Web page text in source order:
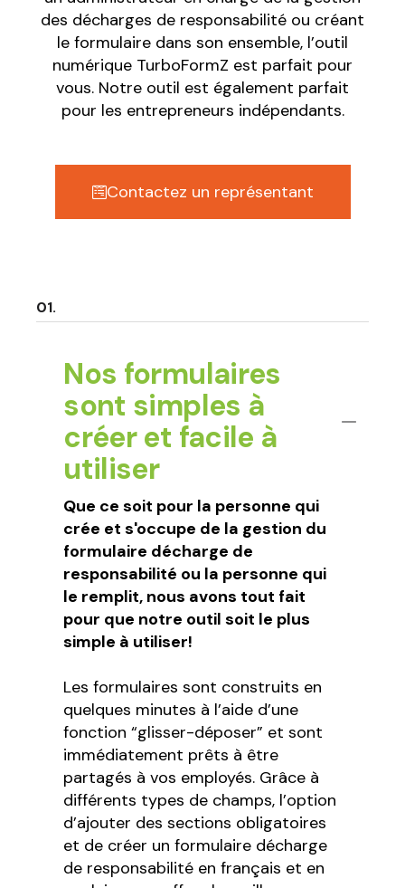
des décharges de responsabilité ou créant
le formulaire dans son ensemble, l’outil
numérique TurboFormZ est parfait pour
vous. Notre outil est également parfait
pour les entrepreneurs indépendants.
Contactez un représentant
Nos formulaires
sont simples à
créer et facile à
utiliser
Que ce soit pour la personne qui
crée et s'occupe de la gestion du
formulaire décharge de
responsabilité ou la personne qui
le remplit, nous avons tout fait
pour que notre outil soit le plus
simple à utiliser!
Les formulaires sont construits en
quelques minutes à l’aide d’une
fonction “glisser-déposer” et sont
immédiatement prêts à être
partagés à vos employés. Grâce à
différents types de champs, l’option
d’ajouter des sections obligatoires
et de créer un formulaire décharge
de responsabilité en français et en